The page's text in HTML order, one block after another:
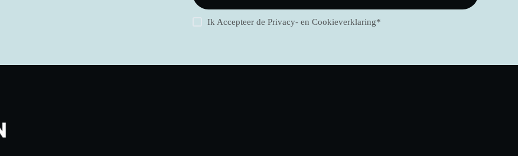
Ik Accepteer dePrivacy- en Cookieverklaring*